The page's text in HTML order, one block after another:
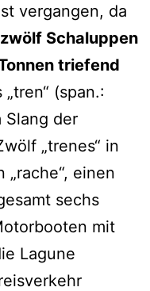
vergangen, da
Schaluppen
triefend
„tren“ (span.:
Slang der
„trenes“ in
einen
sechs
mit
Lagune